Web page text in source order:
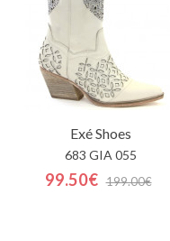
Exé Shoes
683 GIA 055
99.50€ 199.00€